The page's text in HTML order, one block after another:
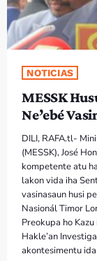
KONTAKTU
TÉTUM
TÉTUM
PRÓXIMOS
NOTICIAS
MESSK
Ne’ebé
DILI, RAFA.tl-
(MESSK), José
kompetente atu
lakon vida iha
vasinasaun husi
Nasionál Timor
Preokupa ho
Hakle’an
akontesimentu